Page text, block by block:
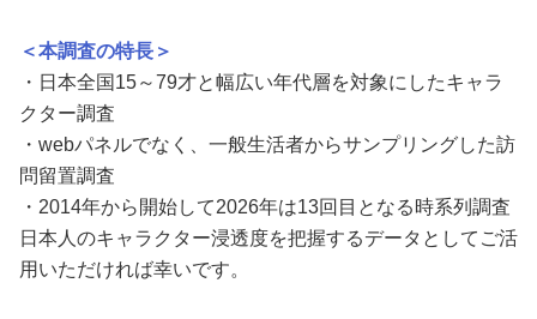
＜本調査の特長＞
・日本全国15～79才と幅広い年代層を対象にしたキャラ
クター調査
・webパネルでなく、一般生活者からサンプリングした訪
問留置調査
・2014年から開始して2026年は13回目となる時系列調査
日本人のキャラクター浸透度を把握するデータとしてご活
用いただければ幸いです。